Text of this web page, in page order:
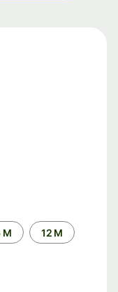
M 12 M